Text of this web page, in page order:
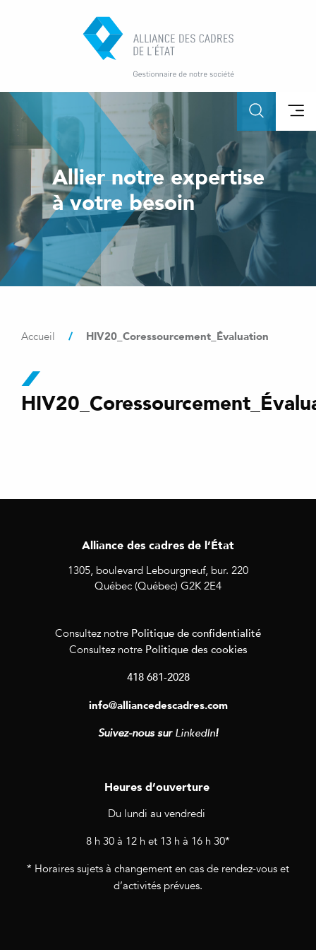
Allier notre expertise
à votre besoin
Accueil / HIV20_Coressourcement_Évaluation
Alliance des cadres de l’État
1305, boulevard Lebourgneuf, bur. 220
Québec (Québec) G2K 2E4
Consultez notre Politique de confidentialité
Consultez notre Politique des cookies
418 681-2028
info@alliancedescadres.com
Suivez-nous sur LinkedIn!
Heures d’ouverture
Du lundi au vendredi
8 h 30 à 12 h et 13 h à 16 h 30*
* Horaires sujets à changement en cas de rendez-vous et
d’activités prévues.